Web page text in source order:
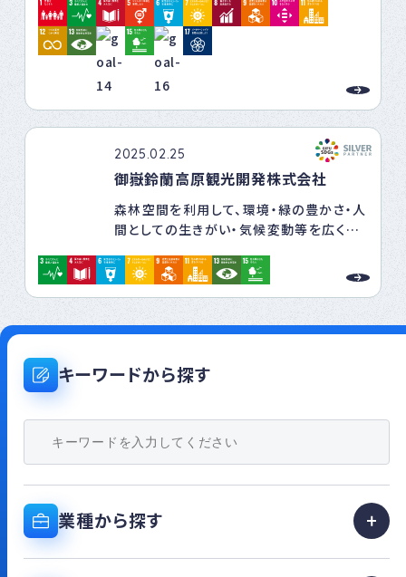
とで、廃棄物という観念のない循環型社会
の実現を目指します。
2025.02.25
御嶽鈴蘭高原観光開発株式会社
森林空間を利用して、環境・緑の豊かさ・人
間としての生きがい・気候変動等を広く伝
また、森づくりをとおし地域の活性化や関
係人口の創出をめざす
キーワードから探す
業種から探す